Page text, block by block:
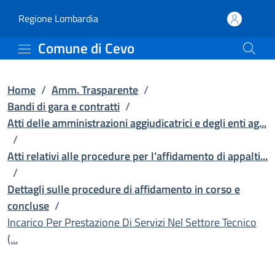
Incarico Per
Regione Lombardia(apre in un'altra scheda).
Comune di Cevo
Home / Amm. Trasparente /
Bandi di gara e contratti /
Atti delle amministrazioni aggiudicatrici e degli enti ag...
/
Atti relativi alle procedure per l’affidamento di appalti...
/
Dettagli sulle procedure di affidamento in corso e
concluse /
Incarico Per Prestazione Di Servizi Nel Settore Tecnico
(...